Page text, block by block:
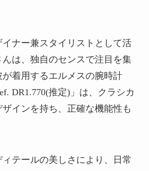
ナー兼スタイリストとして活
は、独自のセンスで注目を集
着用するエルメスの腕時計
DR1.770(推定)」は、クラシカ
インを持ち、正確な機能性も
ィテールの美しさにより、日常